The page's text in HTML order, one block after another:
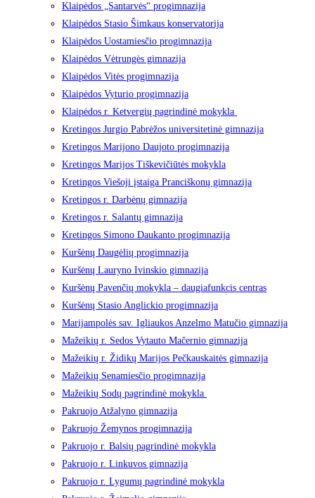
Klaipėdos „Santarvės“ progimnazija
Klaipėdos Stasio Šimkaus konservatorija
Klaipėdos Uostamiesčio progimnazija
Klaipėdos Vėtrungės gimnazija
Klaipėdos Vitės progimnazija
Klaipėdos Vyturio progimnazija
Klaipėdos r. Ketvergių pagrindinė mokykla
Kretingos Jurgio Pabrėžos universitetinė gimnazija
Kretingos Marijono Daujoto progimnazija
Kretingos Marijos Tiškevičiūtės mokykla
Kretingos Viešoji įstaiga Pranciškonų gimnazija
Kretingos r. Darbėnų gimnazija
Kretingos r. Salantų gimnazija
Kretingos Simono Daukanto progimnazija
Kuršėnų Daugėlių progimnazija
Kuršėnų Lauryno Ivinskio gimnazija
Kuršėnų Pavenčių mokykla – daugiafunkcis centras
Kuršėnų Stasio Anglickio progimnazija
Marijampolės sav. Igliaukos Anzelmo Matučio gimnazija
Mažeikių r. Sedos Vytauto Mačernio gimnazija
Mažeikių r. Židikų Marijos Pečkauskaitės gimnazija
Mažeikių Senamiesčio progimnazija
Mažeikių Sodų pagrindinė mokykla
Pakruojo Atžalyno gimnazija
Pakruojo Žemynos progimnazija
Pakruojo r. Balsių pagrindinė mokykla
Pakruojo r. Linkuvos gimnazija
Pakruojo r. Lygumų pagrindinė mokykla